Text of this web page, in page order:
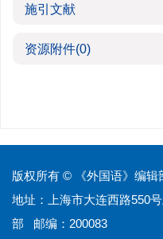
施引文献
资源附件(0)
版权所有 © 《外国语》编辑
地址：上海市大连西路550
部 邮编：200083